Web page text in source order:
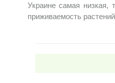
Украине самая низкая,
приживаемость